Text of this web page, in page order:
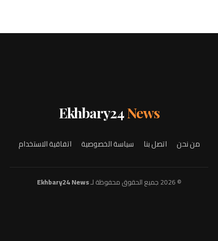
Ekhbary24News
من نحن اتصل بنا سياسة الخصوصية اتفاقية الاستخدام
© 2026 جميع الحقوق محفوظة لـ Ekhbary24 News